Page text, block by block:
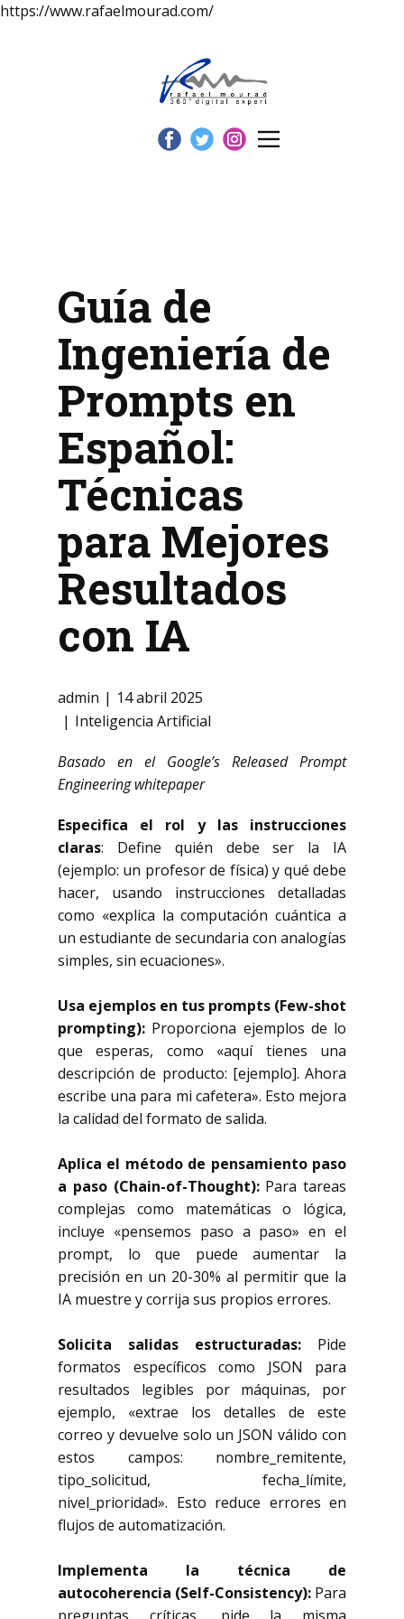
https://www.rafaelmourad.com/
Guía de
Ingeniería de
Prompts en
Español:
Técnicas
para Mejores
Resultados
con IA
admin
14 abril 2025
Inteligencia Artificial
Basado en el Google’s Released Prompt
Engineering whitepaper
Especifica el rol y las instrucciones
claras: Define quién debe ser la IA
(ejemplo: un profesor de física) y qué debe
hacer, usando instrucciones detalladas
como «explica la computación cuántica a
un estudiante de secundaria con analogías
simples, sin ecuaciones».
Usa ejemplos en tus prompts (Few-shot
prompting): Proporciona ejemplos de lo
que esperas, como «aquí tienes una
descripción de producto: [ejemplo]. Ahora
escribe una para mi cafetera». Esto mejora
la calidad del formato de salida.
Aplica el método de pensamiento paso
a paso (Chain-of-Thought):Para tareas
complejas como matemáticas o lógica,
incluye «pensemos paso a paso» en el
prompt, lo que puede aumentar la
precisión en un 20-30% al permitir que la
IA muestre y corrija sus propios errores.
Solicita salidas estructuradas: Pide
formatos específicos como JSON para
resultados legibles por máquinas, por
ejemplo, «extrae los detalles de este
correo y devuelve solo un JSON válido con
estos campos: nombre_remitente,
tipo_solicitud, fecha_límite,
nivel_prioridad». Esto reduce errores en
flujos de automatización.
Implementa la técnica de
autocoherencia (Self-Consistency): Para